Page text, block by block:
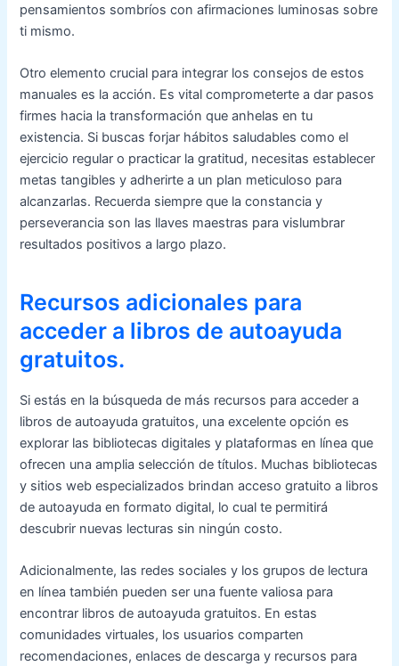
pensamientos sombríos con afirmaciones luminosas sobre
ti mismo.
Otro elemento crucial para integrar los consejos de estos
manuales es la acción. Es vital comprometerte a dar pasos
firmes hacia la transformación que anhelas en tu
existencia. Si buscas forjar hábitos saludables como el
ejercicio regular o practicar la gratitud, necesitas establecer
metas tangibles y adherirte a un plan meticuloso para
alcanzarlas. Recuerda siempre que la constancia y
perseverancia son las llaves maestras para vislumbrar
resultados positivos a largo plazo.
Recursos adicionales para
acceder a libros de autoayuda
gratuitos.
Si estás en la búsqueda de más recursos para acceder a
libros de autoayuda gratuitos, una excelente opción es
explorar las bibliotecas digitales y plataformas en línea que
ofrecen una amplia selección de títulos. Muchas bibliotecas
y sitios web especializados brindan acceso gratuito a libros
de autoayuda en formato digital, lo cual te permitirá
descubrir nuevas lecturas sin ningún costo.
Adicionalmente, las redes sociales y los grupos de lectura
en línea también pueden ser una fuente valiosa para
encontrar libros de autoayuda gratuitos. En estas
comunidades virtuales, los usuarios comparten
recomendaciones, enlaces de descarga y recursos para